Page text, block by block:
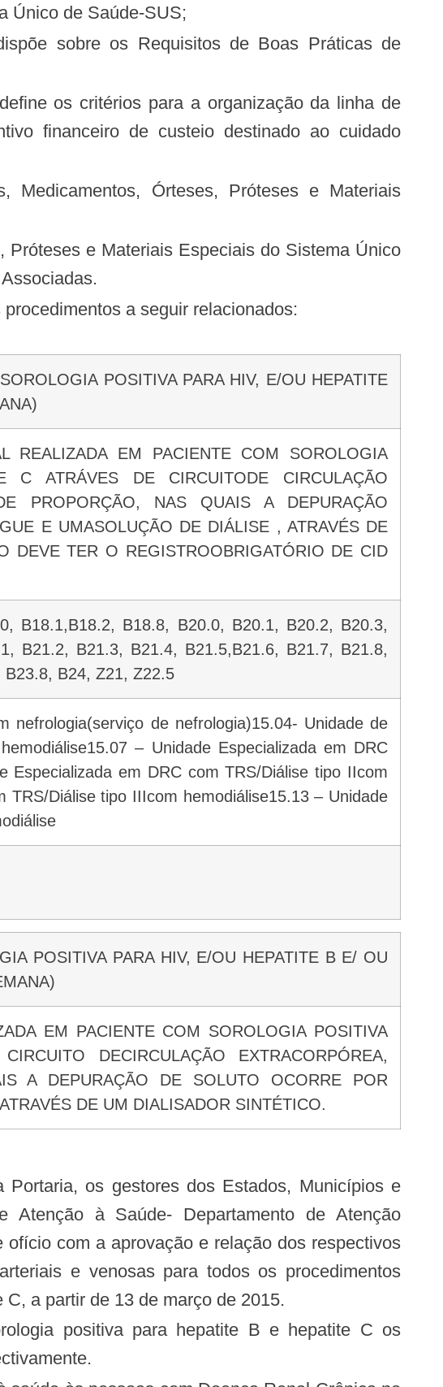
Único de Saúde-SUS;
financeiro de custeio destinado ao cuidado
a seguir relacionados:
POSITIVA PARA HIV, E/OU HEPATITE
REALIZADA EM PACIENTE COM SOROLOGIA
C ATRÁVES DE CIRCUITODE CIRCULAÇÃO
PROPORÇÃO, NAS QUAIS A DEPURAÇÃO
E UMASOLUÇÃO DE DIÁLISE , ATRAVÉS DE
DEVE TER O REGISTROOBRIGATÓRIO DE CID
B18.1,B18.2, B18.8, B20.0, B20.1, B20.2, B20.3,
B21.2, B21.3, B21.4, B21.5,B21.6, B21.7, B21.8,
B24, Z21, Z22.5
nefrologia(serviço de nefrologia)15.04- Unidade de
– Unidade Especializada em DRC
Especializada em DRC com TRS/Diálise tipo IIcom
TRS/Diálise tipo IIIcom hemodiálise15.13 – Unidade
POSITIVA PARA HIV, E/OU HEPATITE B E/ OU
EM PACIENTE COM SOROLOGIA POSITIVA
DECIRCULAÇÃO EXTRACORPÓREA,
A DEPURAÇÃO DE SOLUTO OCORRE POR
DE UM DIALISADOR SINTÉTICO.
à Saúde- Departamento de Atenção
com a aprovação e relação dos respectivos
e venosas para todos os procedimentos
a partir de 13 de março de 2015.